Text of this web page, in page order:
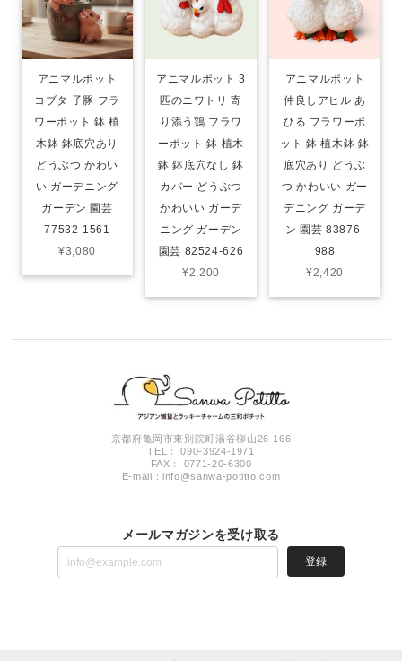
アニマルポット
コブタ 子豚 フラ
ワーポット 鉢 植
木鉢 鉢底穴あり
どうぶつ かわい
い ガーデニング
ガーデン 園芸
77532-1561
¥3,080
アニマルポット 3
匹のニワトリ 寄
り添う鶏 フラワ
ーポット 鉢 植木
鉢 鉢底穴なし 鉢
カバー どうぶつ
かわいい ガーデ
ニング ガーデン
園芸 82524-626
¥2,200
アニマルポット
仲良しアヒル あ
ひる フラワーポ
ット 鉢 植木鉢 鉢
底穴あり どうぶ
つ かわいい ガー
デニング ガーデ
ン 園芸 83876-
988
¥2,420
京都府亀岡市東別院町湯谷柳山26-166
TEL： 090-3924-1971
FAX： 0771-20-6300
E-mail：info@sanwa-potitto.com
メールマガジンを受け取る
登録